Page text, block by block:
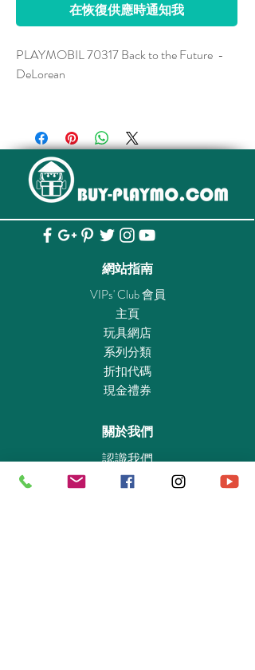
在恢復供應時通知我
PLAYMOBIL 70317 Back to the Future -
DeLorean
Animals: 1 Einstein (dog) Accessories: 1
skateboard, 1 camera, 1 remote control, 1
walkie talkie, 1 case, 3 plutonium rods, 1
pantograph
網站指南
VIPs' Club 會員
主頁
玩具網店
系列分類
折扣代碼
現金禮券
關於我們
認識我們
實體專賣店